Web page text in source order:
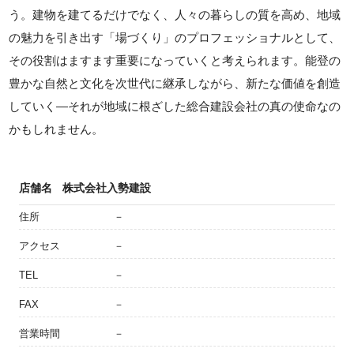
う。建物を建てるだけでなく、人々の暮らしの質を高め、地域
の魅力を引き出す「場づくり」のプロフェッショナルとして、
その役割はますます重要になっていくと考えられます。能登の
豊かな自然と文化を次世代に継承しながら、新たな価値を創造
していく—それが地域に根ざした総合建設会社の真の使命なの
かもしれません。
店舗名 株式会社入勢建設
住所 －
アクセス －
TEL －
FAX －
営業時間 －